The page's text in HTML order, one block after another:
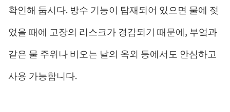
확인해 둡시다. 방수 기능이 탑재되어 있으면 물에 젖
었을 때에 고장의 리스크가 경감되기 때문에, 부엌과
같은 물 주위나 비오는 날의 옥외 등에서도 안심하고
사용 가능합니다.